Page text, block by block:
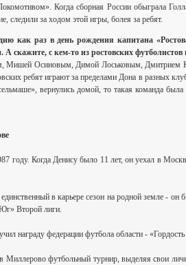
Когда сборная России обыграла
следили за ходом этой игры, болея за ребят.
как раз в день рождения капитана
А скажите, с кем-то из ростовских
Осиновым, Димой Лоськовым, Дмитрием
ребят играют за пределами Дона в разных
вернулись домой, то такая команда
году. Когда Денису было 11 лет, он уехал в
в карьере сезон на родной земле - он
Второй лиги.
награду федерации футбола области - «Гордость
Миллерово футбольный турнир, выделяя свои